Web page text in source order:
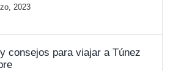
2023
consejos para viajar a Túnez